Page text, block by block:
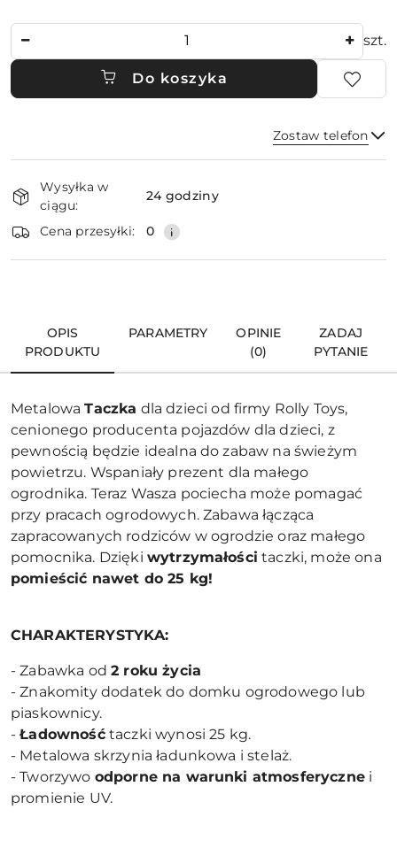
szt.
Do koszyka
Zostaw telefon
i
dostawa
Wysyłka w
ciągu:
24 godziny
Cena przesyłki: 0
OPIS
PRODUKTU
PARAMETRY
OPINIE
(0)
ZADAJ
PYTANIE
MetalowaTaczka dla dzieci od firmy Rolly Toys,
cenionego producenta pojazdów dla dzieci, z
pewnością będzie idealna do zabaw na świeżym
powietrzu. Wspaniały prezent dla małego
ogrodnika. Teraz Wasza pociecha może pomagać
przy pracach ogrodowych. Zabawa łącząca
zapracowanych rodziców w ogrodzie oraz małego
pomocnika. Dzięki wytrzymałości taczki, może ona
pomieścić nawet do 25 kg!
CHARAKTERYSTYKA:
- Zabawka od2 roku życia
- Znakomity dodatek do domku ogrodowego lub
piaskownicy.
-Ładownośćtaczki wynosi 25 kg.
- Metalowa skrzynia ładunkowa i stelaż.
- Tworzywo odporne na warunki atmosferycznei
promienie UV.